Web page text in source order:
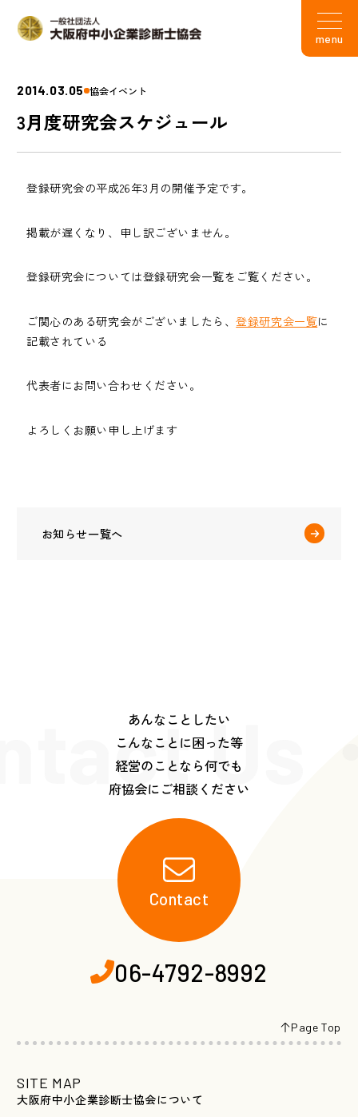
menu
2014.03.05 協会イベント
3月度研究会スケジュール
登録研究会の平成26年3月の開催予定です。
掲載が遅くなり、申し訳ございません。
登録研究会については登録研究会一覧をご覧ください。
ご関心のある研究会がございましたら、登録研究会一覧に
記載されている
代表者にお問い合わせください。
よろしくお願い申し上げます
お知らせ一覧へ
Us
あんなことしたい
こんなことに困った等
経営のことなら何でも
府協会にご相談ください
Contact
06-4792-8992
Page Top
SITE MAP
大阪府中小企業診断士協会について